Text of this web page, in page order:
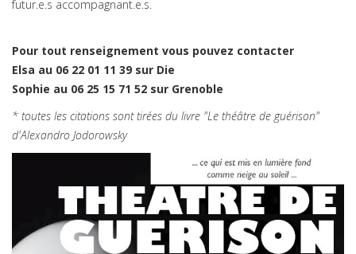
futur.e.s accompagnant.e.s.
Pour tout renseignement vous pouvez contacter
Elsa au 06 22 01 11 39 sur Die
Sophie au 06 25 15 71 52 sur Grenoble
* toutes les citations sont tirées du livre "Le théâtre de guérison"
d'Alexandro Jodorowsky